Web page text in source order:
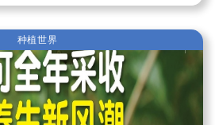
种植世界